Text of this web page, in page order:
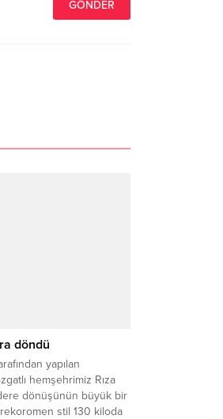
döndü
yapılan
hemşehrimiz Rıza
dönüşünün büyük bir
stil 130 kiloda